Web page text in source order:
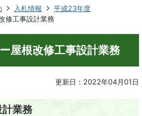
入札情報
平成23年度
修工事設計業務
屋根改修工事設計業務
更新日：2022年04月01日
業務